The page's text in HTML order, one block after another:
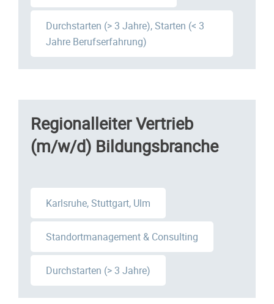
Durchstarten (> 3 Jahre), Starten (< 3
Jahre Berufserfahrung)
Regionalleiter Vertrieb
(m/w/d) Bildungsbranche
Karlsruhe, Stuttgart, Ulm
Standortmanagement & Consulting
Durchstarten (> 3 Jahre)